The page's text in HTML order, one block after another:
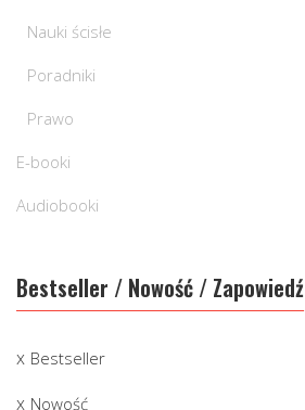
Nauki ścisłe
Poradniki
Prawo
E-booki
Audiobooki
Bestseller / Nowość / Zapowiedź
Bestseller
Nowość